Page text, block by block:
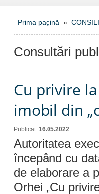
Prima pagină »
Consultări
Cu privire
imobil din
Publicat: 16.05.2022
Autoritatea
începând cu
de elaborare a
Orhei „Cu